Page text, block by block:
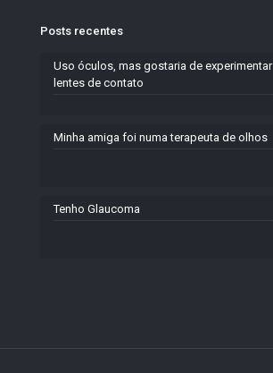
Posts recentes
Uso óculos, mas gostaria de experimentar
lentes de contato
Minha amiga foi numa terapeuta de olhos
Tenho Glaucoma